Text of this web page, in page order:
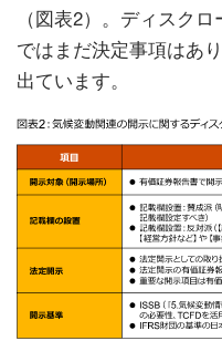
（図表2）。ディスク
ではまだ決定事項はあ
出ています。